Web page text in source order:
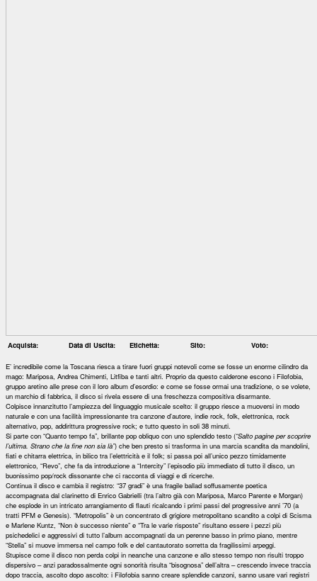
Acquista: Data di Uscita: Etichetta: Sito: Voto:
E’ incredibile come la Toscana riesca a tirare fuori gruppi notevoli come se fosse un enorme cilindro da
mago: Mariposa, Andrea Chimenti, Litfiba e tanti altri. Proprio da questo calderone escono i Filofobia,
gruppo aretino alle prese con il loro album d’esordio: e come se fosse ormai una tradizione, o se volete,
un marchio di fabbrica, il disco si rivela essere di una freschezza compositiva disarmante.
Colpisce innanzitutto l’ampiezza del linguaggio musicale scelto: il gruppo riesce a muoversi in modo
naturale e con una facilità impressionante tra canzone d’autore, indie rock, folk, elettronica, rock
alternativo, pop, addirittura progressive rock; e tutto questo in soli 38 minuti.
Si parte con “Quanto tempo fa”, brillante pop obliquo con uno splendido testo (“Salto pagine per scoprire
l’ultima. Strano che la fine non sia là”) che ben presto si trasforma in una marcia scandita da mandolini,
fiati e chitarra elettrica, in bilico tra l’elettricità e il folk; si passa poi all’unico pezzo timidamente
elettronico, “Revo”, che fa da introduzione a “Intercity” l’episodio più immediato di tutto il disco, un
buonissimo pop/rock dissonante che ci racconta di viaggi e di ricerche.
Continua il disco e cambia il registro: “37 gradi” è una fragile ballad soffusamente poetica
accompagnata dal clarinetto di Enrico Gabrielli (tra l’altro già con Mariposa, Marco Parente e Morgan)
che esplode in un intricato arrangiamento di flauti ricalcando i primi passi del progressive anni ’70 (a
tratti PFM e Genesis). “Metropolis” è un concentrato di grigiore metropolitano scandito a colpi di Scisma
e Marlene Kuntz, “Non è successo niente” e “Tra le varie risposte” risultano essere i pezzi più
psichedelici e aggressivi di tutto l’album accompagnati da un perenne basso in primo piano, mentre
“Stella” si muove immersa nel campo folk e del cantautorato sorretta da fragilissimi arpeggi.
Stupisce come il disco non perda colpi in neanche una canzone e allo stesso tempo non risulti troppo
dispersivo – anzi paradossalmente ogni sonorità risulta “bisognosa” dell’altra – crescendo invece traccia
dopo traccia, ascolto dopo ascolto: i Filofobia sanno creare splendide canzoni, sanno usare vari registri